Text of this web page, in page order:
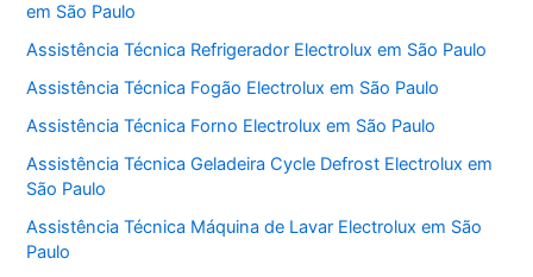
em São Paulo
Assistência Técnica Refrigerador Electrolux em São Paulo
Assistência Técnica Fogão Electrolux em São Paulo
Assistência Técnica Forno Electrolux em São Paulo
Assistência Técnica Geladeira Cycle Defrost Electrolux em
São Paulo
Assistência Técnica Máquina de Lavar Electrolux em São
Paulo